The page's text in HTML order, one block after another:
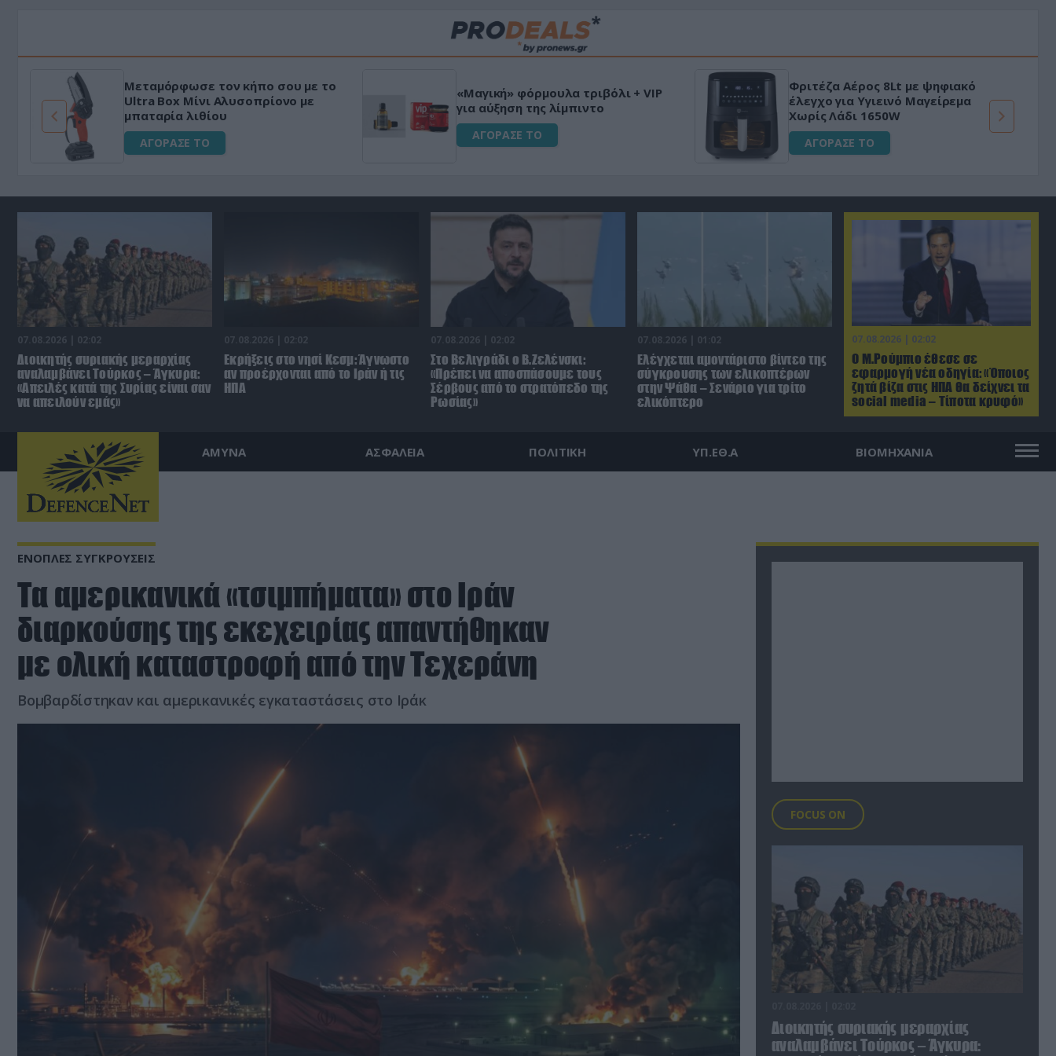
HAPI END: 100% φυτικό διεγερτικό
για άνδρες!
ΑΓΟΡΑΣΕ ΤΟ
Μεταμόρφωσε τον κήπο σου με το
Ultra Box Μίνι Αλυσοπρίονο με
μπαταρία λιθίου
ΑΓΟΡΑΣΕ ΤΟ
«Μαγική» φόρμουλα τριβόλι + VIP
για αύξηση της λίμπιντο
ΑΓΟΡΑΣΕ ΤΟ
07.08.2026 | 02:02
Ο Μ.Ρούμπιο έθεσε σε
εφαρμογή νέα οδηγία: «Όποιος
ζητά βίζα στις ΗΠΑ θα δείχνει τα
social media – Τίποτα κρυφό»
07.08.2026 | 02:02
Διοικητής συριακής μεραρχίας
αναλαμβάνει Τούρκος – Άγκυρα:
«Απειλές κατά της Συρίας είναι σαν
να απειλούν εμάς»
07.08.2026 | 02:02
Εκρήξεις στο νησί Κεσμ: Άγνωστο
αν προέρχονται από το Ιράν ή τις
ΗΠΑ
07.08.2026 | 02:02
Στο Βελιγράδι ο Β.Ζελένσκι:
«Πρέπει να αποσπάσουμε τους
Σέρβους από το στρατόπεδο της
Ρωσίας»
07.08.2026 | 01:02
Ελέγχεται αμοντάριστο βίντεο της
σύγκρουσης των ελικοπτέρων
στην Ψάθα – Σενάριο για τρίτο
ελικόπτερο
ΑΜΥΝΑ ΑΣΦΑΛΕΙΑ ΠΟΛΙΤΙΚΗ ΥΠ.ΕΘ.Α ΒΙΟΜΗΧΑΝΙΑ
ΕΝΟΠΛΕΣ ΣΥΓΚΡΟΥΣΕΙΣ
Τα αμερικανικά «τσιμπήματα» στο Ιράν
διαρκούσης της εκεχειρίας απαντήθηκαν
με ολική καταστροφή από την Τεχεράνη
Βομβαρδίστηκαν και αμερικανικές εγκαταστάσεις στο Ιράκ
FOCUS ON
Διοικητής συριακής μεραρχίας
αναλαμβάνει Τούρκος – Άγκυρα: